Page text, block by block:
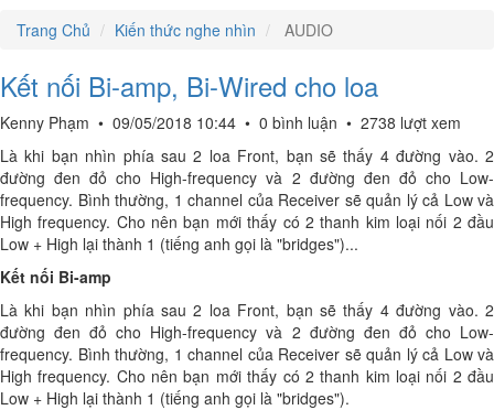
Trang Chủ
Kiến thức nghe nhìn AUDIO
Kết nối Bi-amp, Bi-Wired cho loa
Kenny Phạm • 09/05/2018 10:44 • 0 bình luận • 2738 lượt xem
Là khi bạn nhìn phía sau 2 loa Front, bạn sẽ thấy 4 đường vào. 2
đường đen đỏ cho High-frequency và 2 đường đen đỏ cho Low-
frequency. Bình thường, 1 channel của Receiver sẽ quản lý cả Low và
High frequency. Cho nên bạn mới thấy có 2 thanh kim loại nối 2 đầu
Low + High lại thành 1 (tiếng anh gọi là "bridges")...
Kết nối Bi-amp
Là khi bạn nhìn phía sau 2 loa Front, bạn sẽ thấy 4 đường vào. 2
đường đen đỏ cho High-frequency và 2 đường đen đỏ cho Low-
frequency. Bình thường, 1 channel của Receiver sẽ quản lý cả Low và
High frequency. Cho nên bạn mới thấy có 2 thanh kim loại nối 2 đầu
Low + High lại thành 1 (tiếng anh gọi là "bridges").